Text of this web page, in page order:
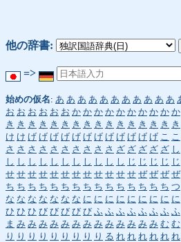
他の辞書:
=>
始めの仮名: あ あ あ あ あ あ あ あ あ あ あ
お お お お お お か か か か か か か か か か
き き き き き き き き き き き き き き き き
け け げ げ げ げ げ げ げ げ げ げ げ げ こ こ
さ さ さ さ さ さ さ さ さ さ ざ ざ ざ ざ ざ し
し し し し し し し し し し し じ じ じ じ じ
せ せ せ せ せ せ せ せ せ せ せ せ ぜ ぜ ぜ ぜ
ち ち ち ち ち ち ち ち ち ち ち ち ち ち ち つ
な な な な な な な に に に に に に に に に
ひ ひ ひ び び び び び ふ ふ ふ ふ ふ ふ ふ ふ
ま み み み み み み み み み み み み み む む
り り り り り り り り り る れ れ れ れ れ れ